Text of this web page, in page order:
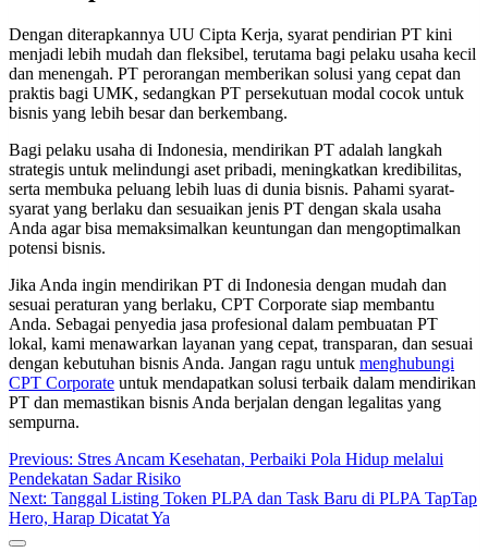
Dengan diterapkannya UU Cipta Kerja, syarat pendirian PT kini
menjadi lebih mudah dan fleksibel, terutama bagi pelaku usaha kecil
dan menengah. PT perorangan memberikan solusi yang cepat dan
praktis bagi UMK, sedangkan PT persekutuan modal cocok untuk
bisnis yang lebih besar dan berkembang.
Bagi pelaku usaha di Indonesia, mendirikan PT adalah langkah
strategis untuk melindungi aset pribadi, meningkatkan kredibilitas,
serta membuka peluang lebih luas di dunia bisnis. Pahami syarat-
syarat yang berlaku dan sesuaikan jenis PT dengan skala usaha
Anda agar bisa memaksimalkan keuntungan dan mengoptimalkan
potensi bisnis.
Jika Anda ingin mendirikan PT di Indonesia dengan mudah dan
sesuai peraturan yang berlaku, CPT Corporate siap membantu
Anda. Sebagai penyedia jasa profesional dalam pembuatan PT
lokal, kami menawarkan layanan yang cepat, transparan, dan sesuai
dengan kebutuhan bisnis Anda. Jangan ragu untuk menghubungi
CPT Corporate untuk mendapatkan solusi terbaik dalam mendirikan
PT dan memastikan bisnis Anda berjalan dengan legalitas yang
sempurna.
Post
navigation
Previous: Stres Ancam Kesehatan, Perbaiki Pola Hidup melalui
Pendekatan Sadar Risiko
Next: Tanggal Listing Token PLPA dan Task Baru di PLPA TapTap
Hero, Harap Dicatat Ya